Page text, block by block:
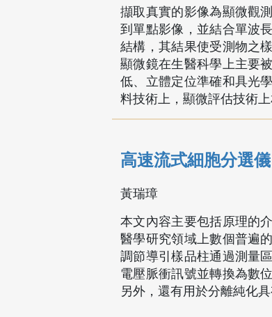
擷取真實的影像為顯微觀
到單點影像，並結合單波
結構，其結果使受測物之
顯微鏡在生醫科學上主要
低、立體定位準確和具光
料技術上，顯微評估技術上
高速流式細胞分選儀
黃瑞璋
本文內容主要包括原理的
醫學研究領域上數個普遍
調節導引樣品柱通過測量
電壓脈衝訊號並轉換為數
另外，還有用於分離純化